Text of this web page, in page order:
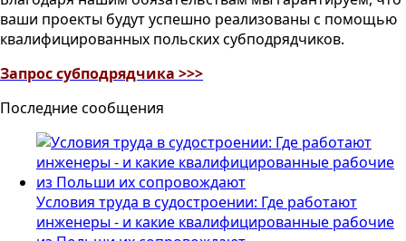
ваши проекты будут успешно реализованы с помощью
квалифицированных польских субподрядчиков.
Запрос субподрядчика >>>
Последние сообщения
Условия труда в судостроении: Где работают
инженеры - и какие квалифицированные рабочие